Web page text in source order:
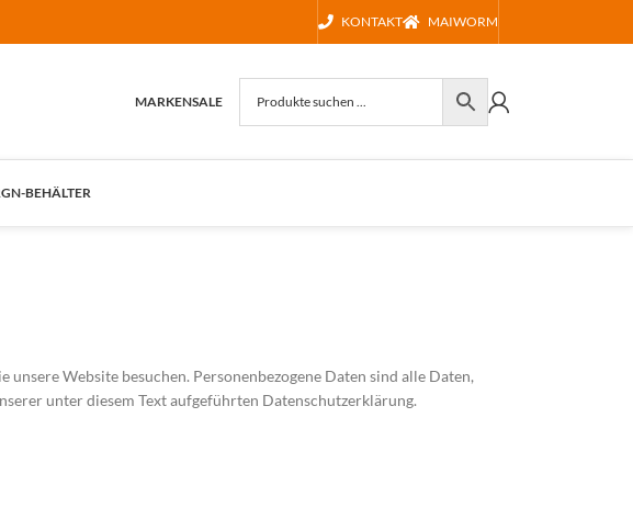
KONTAKT MAIWORM
MARKENSALE
GN-BEHÄLTER
Website besuchen. Personenbezogene Daten sind alle Daten,
unter diesem Text aufgeführten Datenschutzerklärung.